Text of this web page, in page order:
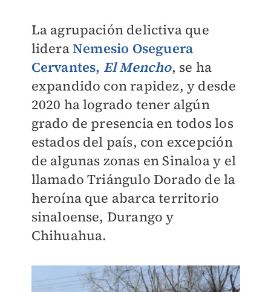
La agrupación delictiva que
lideraNemesio Oseguera
Cervantes, El Mencho, se ha
expandido con rapidez, y desde
2020 ha logrado tener algún
grado de presencia en todos los
estados del país, con excepción
de algunas zonas en Sinaloa y el
llamado Triángulo Dorado de la
heroína que abarca territorio
sinaloense, Durango y
Chihuahua.